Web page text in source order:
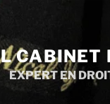
CABINET
EXPERT EN